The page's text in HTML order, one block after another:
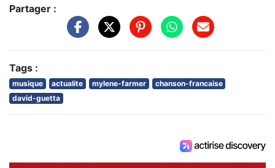
Partager :
Tags :
musique actualite mylene-farmer
chanson-francaise
david-guetta